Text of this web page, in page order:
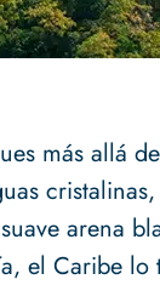
más allá
arena
el Caribe lo